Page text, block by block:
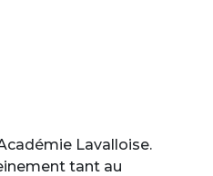
Lavalloise.
tant au